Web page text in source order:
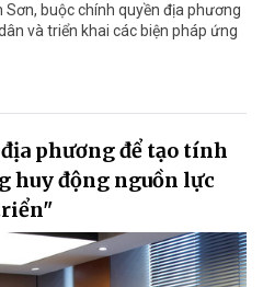
buộc chính quyền địa phương
và triển khai các biện pháp ứng
phương để tạo tính
huy động nguồn lực